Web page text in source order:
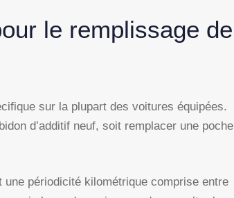
le remplissage de
sur la plupart des voitures équipées.
d’additif neuf, soit remplacer une poche
périodicité kilométrique comprise entre